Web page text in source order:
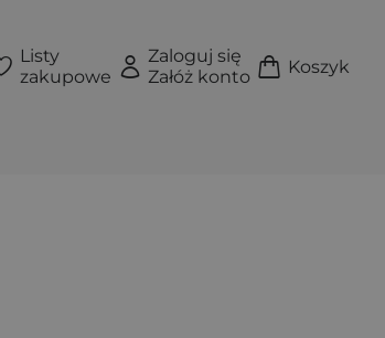
Listy
zakupowe
Zaloguj się
Załóż konto
Koszyk